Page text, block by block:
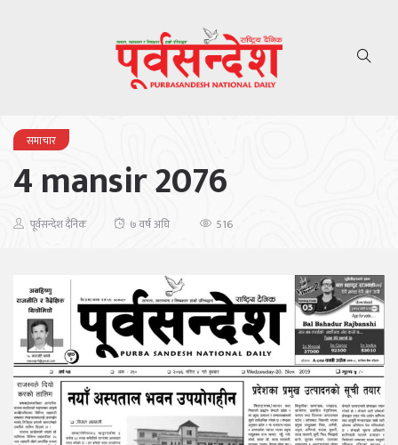
समाचार
4 mansir 2076
पूर्वसन्देश दैनिक ७ वर्ष अघि 516